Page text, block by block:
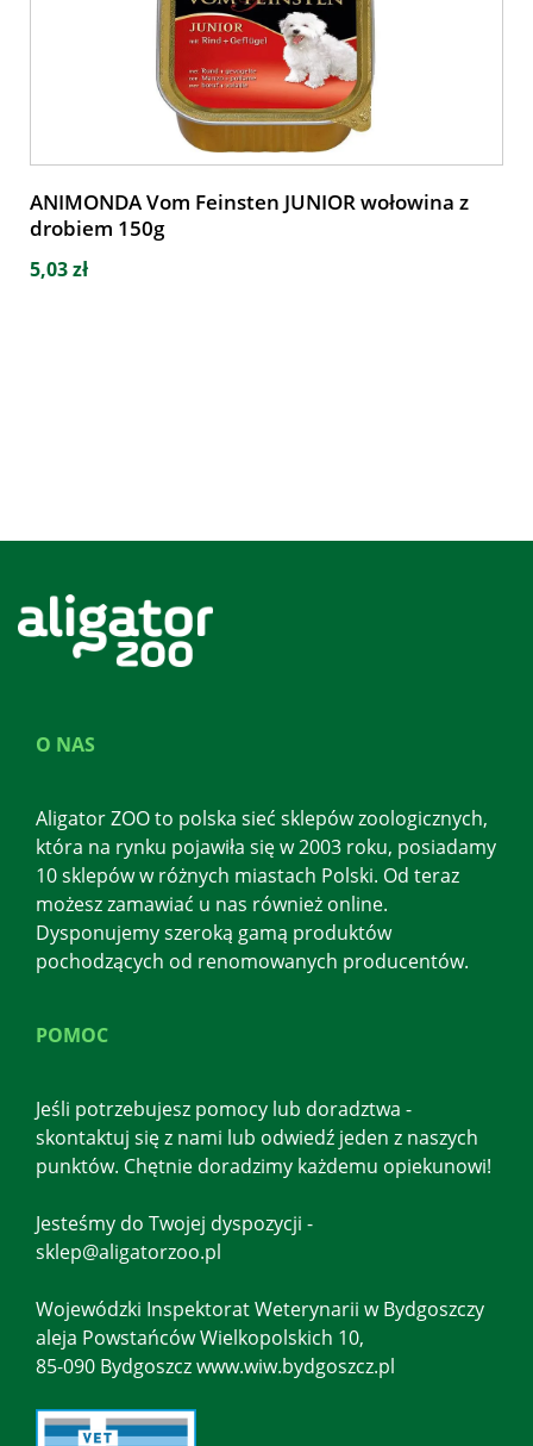
ANIMONDA Vom Feinsten JUNIOR wołowina z
drobiem 150g
5,03 zł
O NAS
Aligator ZOO to polska sieć sklepów zoologicznych,
która na rynku pojawiła się w 2003 roku, posiadamy
10 sklepów w różnych miastach Polski. Od teraz
możesz zamawiać u nas również online.
Dysponujemy szeroką gamą produktów
pochodzących od renomowanych producentów.
POMOC
Jeśli potrzebujesz pomocy lub doradztwa -
skontaktuj się z nami lub odwiedź jeden z naszych
punktów. Chętnie doradzimy każdemu opiekunowi!
Jesteśmy do Twojej dyspozycji -
sklep@aligatorzoo.pl
Wojewódzki Inspektorat Weterynarii w Bydgoszczy
aleja Powstańców Wielkopolskich 10,
85-090 Bydgoszcz www.wiw.bydgoszcz.pl